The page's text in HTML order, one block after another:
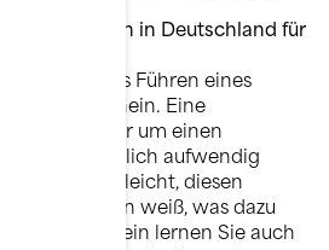
braucht man in Deutschland für
man für das Führen eines
Eine
nur um einen
mag ziemlich aufwendig
ganz leicht, diesen
wenn man weiß, was dazu
lernen Sie auch